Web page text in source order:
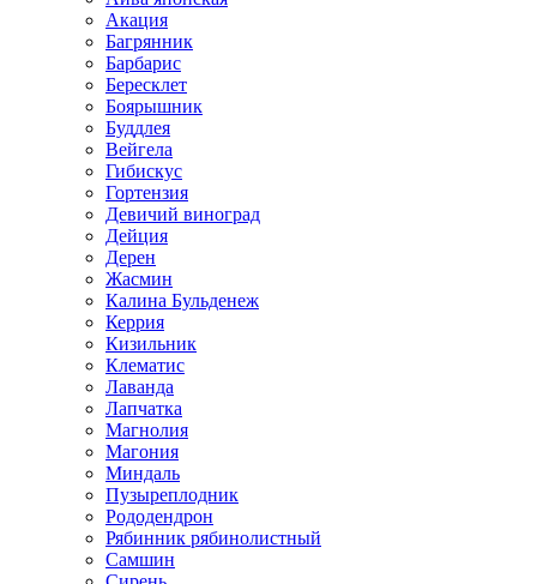
Акация
Багрянник
Барбарис
Бересклет
Боярышник
Буддлея
Вейгела
Гибискус
Гортензия
Девичий виноград
Дейция
Дерен
Жасмин
Калина Бульденеж
Керрия
Кизильник
Клематис
Лаванда
Лапчатка
Магнолия
Магония
Миндаль
Пузыреплодник
Рододендрон
Рябинник рябинолистный
Самшин